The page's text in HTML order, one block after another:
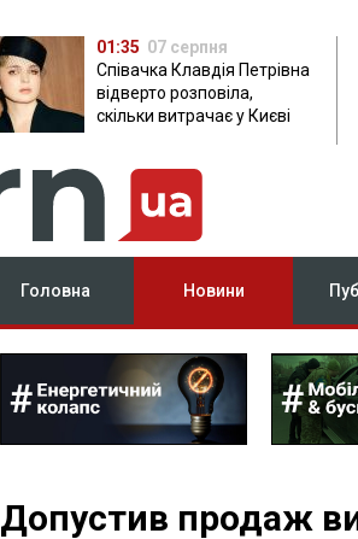
01:35 07 серпня
Співачка Клавдія Петрівна
відверто розповіла,
скільки витрачає у Києві
Головна Новини
Допустив продаж